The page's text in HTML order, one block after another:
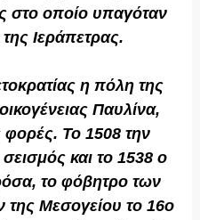
στο οποίο υπαγόταν
Ιεράπετρας.
η πόλη της
Παυλίνα,
φορές. Το 1508 την
και το 1538 ο
το φόβητρο των
Μεσογείου το 16ο